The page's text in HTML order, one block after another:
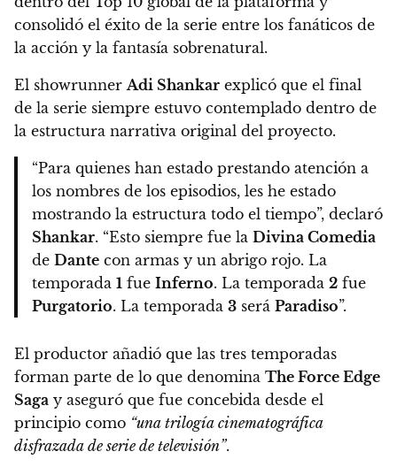
consolidó el éxito de la serie entre los fanáticos de
la acción y la fantasía sobrenatural.
El showrunner Adi Shankar explicó que el final
de la serie siempre estuvo contemplado dentro de
la estructura narrativa original del proyecto.
“Para quienes han estado prestando atención a
los nombres de los episodios, les he estado
mostrando la estructura todo el tiempo”, declaró
Shankar. “Esto siempre fue la Divina Comedia
de Dante con armas y un abrigo rojo. La
temporada 1 fue Inferno. La temporada 2 fue
Purgatorio. La temporada 3 será Paradiso”.
El productor añadió que las tres temporadas
forman parte de lo que denomina The Force Edge
Saga y aseguró que fue concebida desde el
principio como “una trilogía cinematográfica
disfrazada de serie de televisión”.